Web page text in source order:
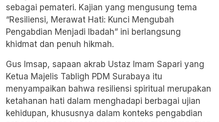
sebagai pemateri. Kajian yang mengusung tema
“Resiliensi, Merawat Hati: Kunci Mengubah
Pengabdian Menjadi Ibadah” ini berlangsung
khidmat dan penuh hikmah.
Gus Imsap, sapaan akrab Ustaz Imam Sapari yang
Ketua Majelis Tabligh PDM Surabaya itu
menyampaikan bahwa resiliensi spiritual merupakan
ketahanan hati dalam menghadapi berbagai ujian
kehidupan, khususnya dalam konteks pengabdian